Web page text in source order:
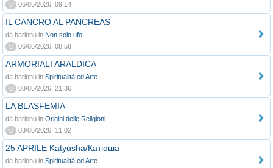
0
06/05/2026, 09:14
IL CANCRO AL PANCREAS
da barionu in Non solo ufo
0
06/05/2026, 08:58
ARMORIALI ARALDICA
da barionu in Spiritualità ed Arte
0
03/05/2026, 21:36
LA BLASFEMIA
da barionu in Origini delle Religioni
0
03/05/2026, 11:02
25 APRILE Katyusha/Катюша
da barionu in Spiritualità ed Arte